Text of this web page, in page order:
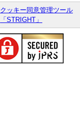
クッキー同意管理ツール
「STRIGHT」